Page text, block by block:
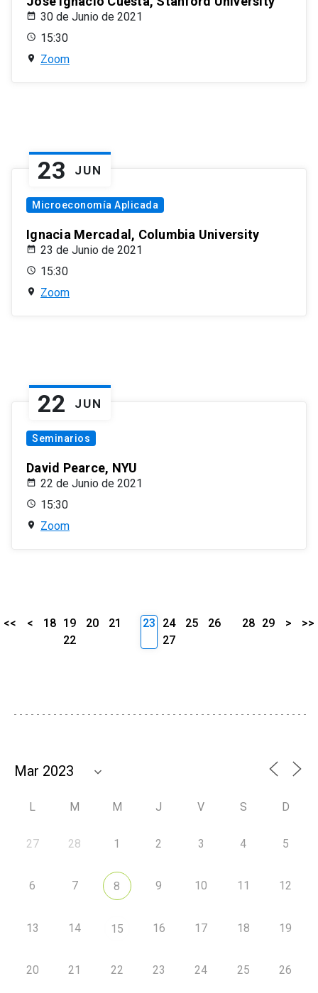
30 de Junio de 2021
15:30
Zoom
23 JUN
Microeconomía Aplicada
Ignacia Mercadal, Columbia University
23 de Junio de 2021
15:30
Zoom
22 JUN
Seminarios
David Pearce, NYU
22 de Junio de 2021
15:30
Zoom
<< < 18 19 20
21
22
23 24 25
26
27
28 29 > >>
L M M J V S D
27 28 1 2 3 4 5
6 7 8 9 10 11 12
13 14 15 16 17 18 19
20 21 22 23 24 25 26